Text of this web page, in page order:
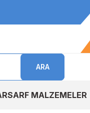
ARA
SARF MALZEMELER